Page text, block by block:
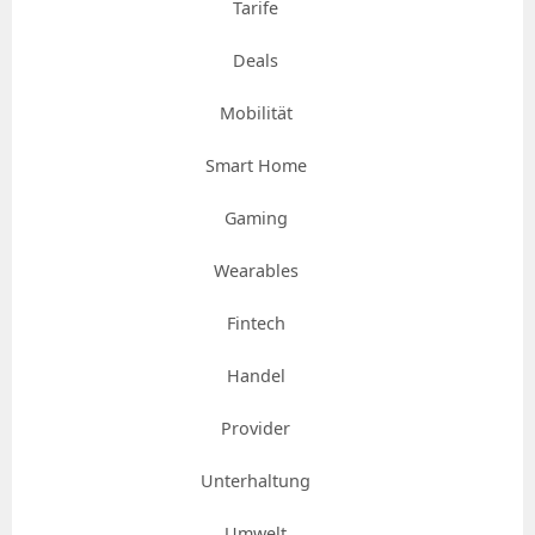
Tarife
Deals
Mobilität
Smart Home
Gaming
Wearables
Fintech
Handel
Provider
Unterhaltung